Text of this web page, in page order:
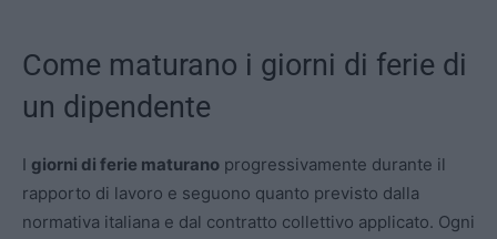
Come maturano i giorni di ferie di
un dipendente
I giorni di ferie maturano progressivamente durante il
rapporto di lavoro e seguono quanto previsto dalla
normativa italiana e dal contratto collettivo applicato. Ogni